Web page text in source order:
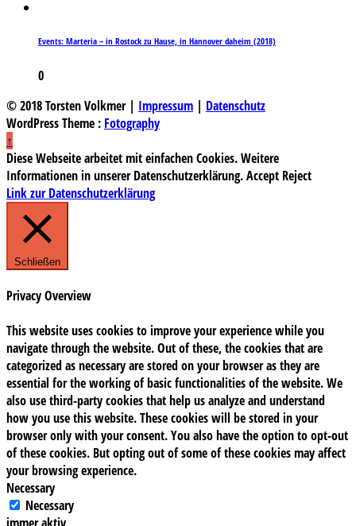
Events: Marteria – in Rostock zu Hause, in Hannover daheim (2018)
0
© 2018 Torsten Volkmer | Impressum | Datenschutz
WordPress Theme : Fotography
↑
Diese Webseite arbeitet mit einfachen Cookies. Weitere
Informationen in unserer Datenschutzerklärung.Accept Reject
Link zur Datenschutzerklärung
Schließen
Privacy Overview
This website uses cookies to improve your experience while you
navigate through the website. Out of these, the cookies that are
categorized as necessary are stored on your browser as they are
essential for the working of basic functionalities of the website. We
also use third-party cookies that help us analyze and understand
how you use this website. These cookies will be stored in your
browser only with your consent. You also have the option to opt-out
of these cookies. But opting out of some of these cookies may affect
your browsing experience.
Necessary
Necessary
immer aktiv